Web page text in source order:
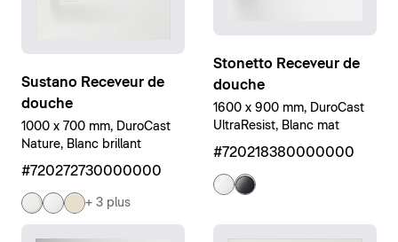
Sustano Receveur de
douche
1000 x 700 mm, DuroCast
Nature, Blanc brillant
#720272730000000
+ 3 plus
Stonetto Receveur de
douche
1600 x 900 mm, DuroCast
UltraResist, Blanc mat
#720218380000000